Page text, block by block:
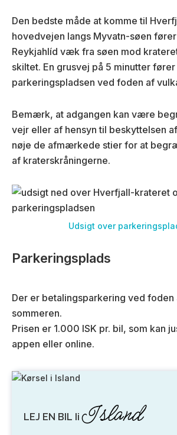
Den bedste måde at komme til
hovedvejen langs Myvatn-søen
Reykjahlíd væk fra søen mod
skiltet. En grusvej på 5 minutter
parkeringspladsen ved foden af
Bemærk, at adgangen kan være
vejr eller af hensyn til beskyttelsen
nøje de afmærkede stier for at
af kraterskråningerne.
Udsigt over
Parkeringsplads
Der er betalingsparkering ved foden
sommeren.
Prisen er 1.000 ISK pr. bil, som kan
appen eller online.
LEJ EN BIL Ii Island